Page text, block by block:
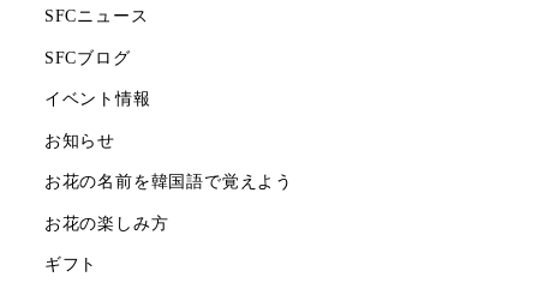
SFCニュース
SFCブログ
イベント情報
お知らせ
お花の名前を韓国語で覚えよう
お花の楽しみ方
ギフト